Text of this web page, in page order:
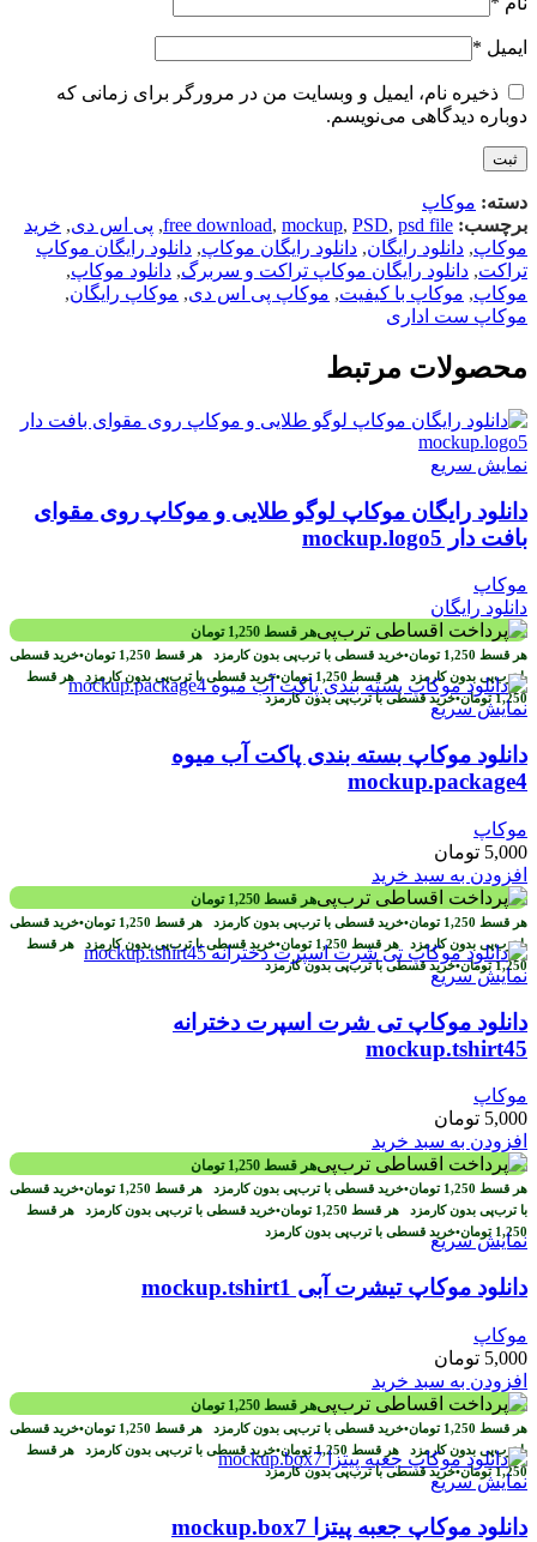
ایمیل *
ذخیره نام، ایمیل و وبسایت من در مرورگر برای زمانی که
دوباره دیدگاهی می‌نویسم.
دسته: موکاپ
برچسب:
free download, mockup, PSD, psd file
, پی اس دی, خرید
موکاپ, دانلود رایگان, دانلود رایگان موکاپ, دانلود رایگان موکاپ
تراکت, دانلود رایگان موکاپ تراکت و سربرگ, دانلود موکاپ,
موکاپ, موکاپ با کیفیت, موکاپ پی اس دی, موکاپ رایگان,
موکاپ ست اداری
محصولات مرتبط
نمایش سریع
دانلود رایگان موکاپ لوگو طلایی و موکاپ روی مقوای
بافت دار mockup.logo5
موکاپ
دانلود رایگان
هر قسط 1,250 تومان
هر قسط 1,250 تومان•خرید قسطی با ترب‌پی بدون کارمزد هر قسط 1,250 تومان•خرید قسطی
با ترب‌پی بدون کارمزد هر قسط 1,250 تومان•خرید قسطی با ترب‌پی بدون کارمزد هر قسط
1,250 تومان•خرید قسطی با ترب‌پی بدون کارمزدنمایش سریع
دانلود موکاپ بسته بندی پاکت آب میوه
mockup.package4
موکاپ
5,000 تومان
افزودن به سبد خرید
هر قسط 1,250 تومان
هر قسط 1,250 تومان•خرید قسطی با ترب‌پی بدون کارمزد هر قسط 1,250 تومان•خرید قسطی
با ترب‌پی بدون کارمزد هر قسط 1,250 تومان•خرید قسطی با ترب‌پی بدون کارمزد هر قسط
1,250 تومان•خرید قسطی با ترب‌پی بدون کارمزدنمایش سریع
دانلود موکاپ تی شرت اسپرت دخترانه
mockup.tshirt45
موکاپ
5,000 تومان
افزودن به سبد خرید
هر قسط 1,250 تومان
هر قسط 1,250 تومان•خرید قسطی با ترب‌پی بدون کارمزد هر قسط 1,250 تومان•خرید قسطی
با ترب‌پی بدون کارمزد هر قسط 1,250 تومان•خرید قسطی با ترب‌پی بدون کارمزد هر قسط
1,250 تومان•خرید قسطی با ترب‌پی بدون کارمزدنمایش سریع
دانلود موکاپ تیشرت آبی mockup.tshirt1
موکاپ
5,000 تومان
افزودن به سبد خرید
هر قسط 1,250 تومان
هر قسط 1,250 تومان•خرید قسطی با ترب‌پی بدون کارمزد هر قسط 1,250 تومان•خرید قسطی
با ترب‌پی بدون کارمزد هر قسط 1,250 تومان•خرید قسطی با ترب‌پی بدون کارمزد هر قسط
1,250 تومان•خرید قسطی با ترب‌پی بدون کارمزدنمایش سریع
دانلود موکاپ جعبه پیتزا mockup.box7